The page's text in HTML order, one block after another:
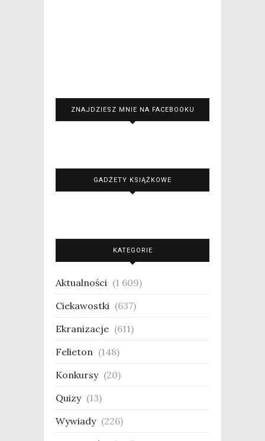
ZNAJDZIESZ MNIE NA FACEBOOKU
GADŻETY KSIĄŻKOWE
KATEGORIE
Aktualności (1 609)
Ciekawostki (637)
Ekranizacje (611)
Felieton (148)
Konkursy (20)
Quizy (13)
Wywiady (226)